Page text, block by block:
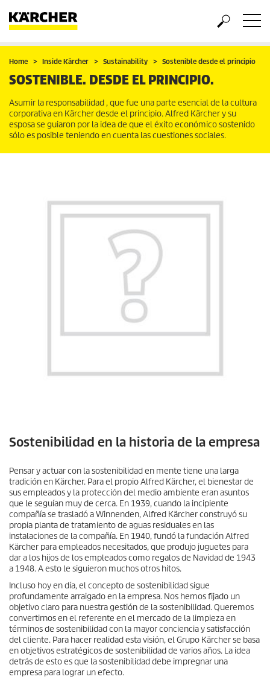
Home Inside Kärcher Sustainability Sostenible desde el principio
SOSTENIBLE. DESDE EL PRINCIPIO.
Asumir la responsabilidad , que fue una parte esencial de la cultura
corporativa en Kärcher desde el principio. Alfred Kärcher y su
esposa se guiaron por la idea de que el éxito económico sostenido
sólo es posible teniendo en cuenta las cuestiones sociales.
Sostenibilidad en la historia de la empresa
Pensar y actuar con la sostenibilidad en mente tiene una larga
tradición en Kärcher. Para el propio Alfred Kärcher, el bienestar de
sus empleados y la protección del medio ambiente eran asuntos
que le seguían muy de cerca. En 1939, cuando la incipiente
compañía se trasladó a Winnenden, Alfred Kärcher construyó su
propia planta de tratamiento de aguas residuales en las
instalaciones de la compañía. En 1940, fundó la fundación Alfred
Kärcher para empleados necesitados, que produjo juguetes para
dar a los hijos de los empleados como regalos de Navidad de 1943
a 1948. A esto le siguieron muchos otros hitos.
Incluso hoy en día, el concepto de sostenibilidad sigue
profundamente arraigado en la empresa. Nos hemos fijado un
objetivo claro para nuestra gestión de la sostenibilidad. Queremos
convertirnos en el referente en el mercado de la limpieza en
términos de sostenibilidad con la mayor conciencia y satisfacción
del cliente. Para hacer realidad esta visión, el Grupo Kärcher se basa
en objetivos estratégicos de sostenibilidad de varios años. La idea
detrás de esto es que la sostenibilidad debe impregnar una
empresa para lograr un efecto.